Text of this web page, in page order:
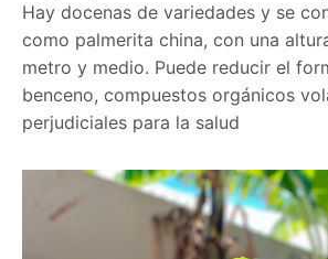
Hay docenas de variedades y se
como palmerita china, con una
metro y medio. Puede reducir el
benceno, compuestos orgánicos
perjudiciales para la salud